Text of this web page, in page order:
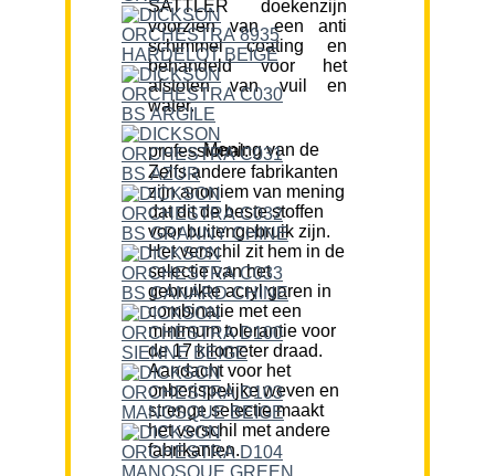
SATTLER doekenzijn
voorzien van een anti
schimmel coating en
behandeld voor het
afstoten van vuil en
water.
Mening van de professional:
Zelfs andere fabrikanten
zijn anoniem van mening
dat dit de beste stoffen
voor buitengebruik zijn.
Het verschil zit hem in de
selectie van het
gebruikte acryl garen in
combinatie met een
minimum tolerantie voor
de 17 kilometer draad.
Aandacht voor het
onberispelijke weven en
strenge selectie maakt
het verschil met andere
fabrikanten.